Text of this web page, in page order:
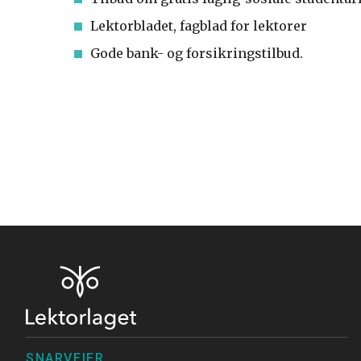
Lektorbladet, fagblad for lektorer
Gode bank- og forsikringstilbud.